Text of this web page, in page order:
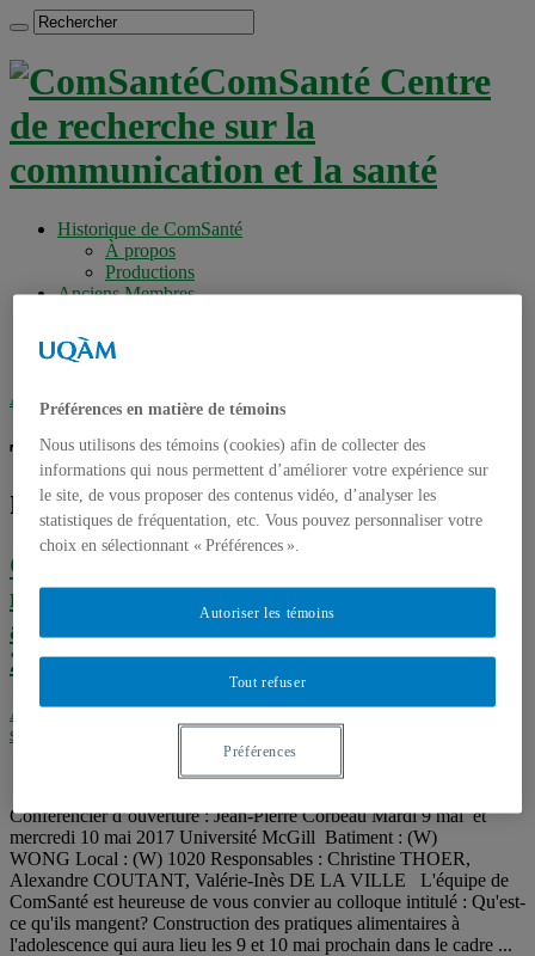
ComSanté Centre
de recherche sur la
communication et la santé
Historique de ComSanté
À propos
Productions
Anciens Membres
Chercheurs associés
Étudiants
Accueil» Tag archives : Communication médiatique
Tag archives :Communication
médiatique
ComSanté à l’ACFAS : Qu’est-ce qu’ils
mangent? Construction des pratiques
alimentaires à l’adolescence – 9 et 10 mai
2017
Actualités,Alimentation,Corbeille,Événements,Les prochains
séminaires de ComSanté
Conférencier d’ouverture : Jean-Pierre Corbeau Mardi 9 mai et
mercredi 10 mai 2017 Université McGill Batiment : (W)
WONG Local : (W) 1020 Responsables : Christine THOER,
Alexandre COUTANT, Valérie-Inès DE LA VILLE L'équipe de
ComSanté est heureuse de vous convier au colloque intitulé : Qu'est-
ce qu'ils mangent? Construction des pratiques alimentaires à
l'adolescence qui aura lieu les 9 et 10 mai prochain dans le cadre ...
Préférences en matière de témoins
Nous utilisons des témoins (cookies) afin de collecter des
informations qui nous permettent d’améliorer votre expérience sur
le site, de vous proposer des contenus vidéo, d’analyser les
statistiques de fréquentation, etc. Vous pouvez personnaliser votre
choix en sélectionnant « Préférences ».
Tout refuser
Autoriser les témoins
Préférences